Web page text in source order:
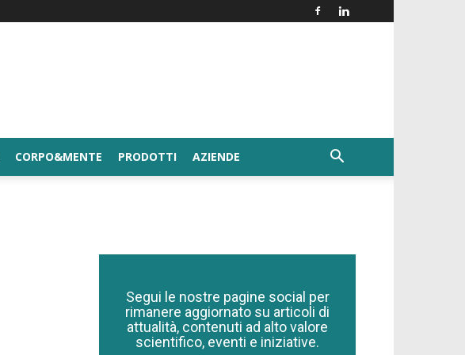
CORPO&MENTE PRODOTTI AZIENDE
Segui le nostre pagine social per
rimanere aggiornato su articoli di
attualità, contenuti ad alto valore
scientifico, eventi e iniziative.